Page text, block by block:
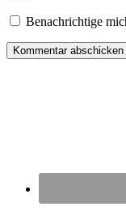
Benachrichtige